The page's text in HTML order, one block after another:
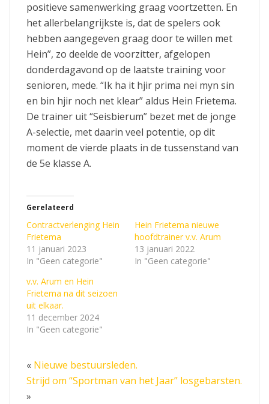
positieve samenwerking graag voortzetten. En
het allerbelangrijkste is, dat de spelers ook
hebben aangegeven graag door te willen met
Hein”, zo deelde de voorzitter, afgelopen
donderdagavond op de laatste training voor
senioren, mede. “Ik ha it hjir prima nei myn sin
en bin hjir noch net klear” aldus Hein Frietema.
De trainer uit “Seisbierum” bezet met de jonge
A-selectie, met daarin veel potentie, op dit
moment de vierde plaats in de tussenstand van
de 5e klasse A.
Gerelateerd
Contractverlenging Hein
Frietema
11 januari 2023
In "Geen categorie"
Hein Frietema nieuwe
hoofdtrainer v.v. Arum
13 januari 2022
In "Geen categorie"
v.v. Arum en Hein
Frietema na dit seizoen
uit elkaar.
11 december 2024
In "Geen categorie"
« Nieuwe bestuursleden.
Strijd om “Sportman van het Jaar” losgebarsten.
»